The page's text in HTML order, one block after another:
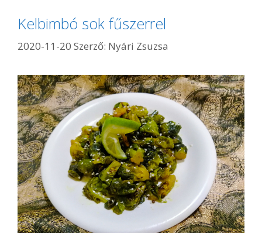
Kelbimbó sok fűszerrel
2020-11-20 Szerző: Nyári Zsuzsa